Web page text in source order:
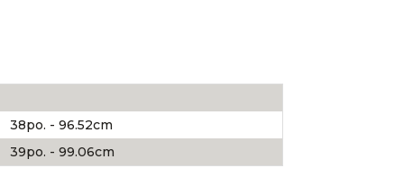
38po. - 96.52cm
39po. - 99.06cm